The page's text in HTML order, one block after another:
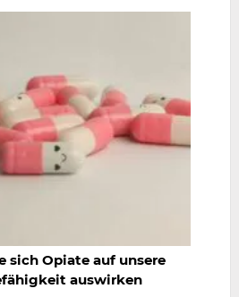
sich Opiate auf unsere
auswirken